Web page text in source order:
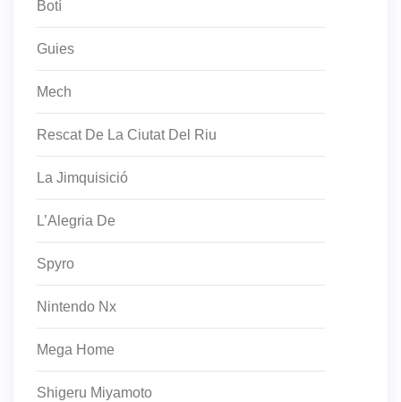
Botí
Guies
Mech
Rescat De La Ciutat Del Riu
La Jimquisició
L’Alegria De
Spyro
Nintendo Nx
Mega Home
Shigeru Miyamoto